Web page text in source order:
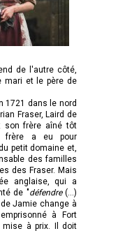
de l'autre côté,
mari et le père de
1721 dans le nord
Fraser, Laird de
son frère aîné tôt
frère a eu pour
petit domaine et,
des familles
des Fraser. Mais
anglaise, qui a
de "défendre(…)
Jamie change à
à Fort
mise à prix. Il doit